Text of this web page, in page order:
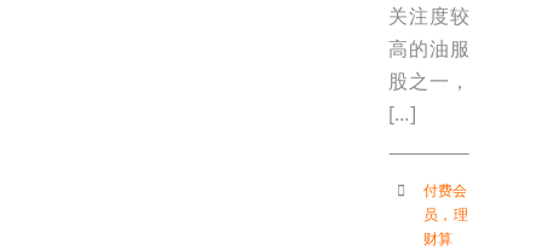
关注度较
高的油服
股之一，
[…]
付费会
员 ， 理
财算